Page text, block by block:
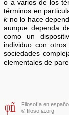
o a varios de los
términos en
kno lo hace
aunque dependa
como un
individuo con
sociedades
elementales de
Filosofía en español
© filosofia.org